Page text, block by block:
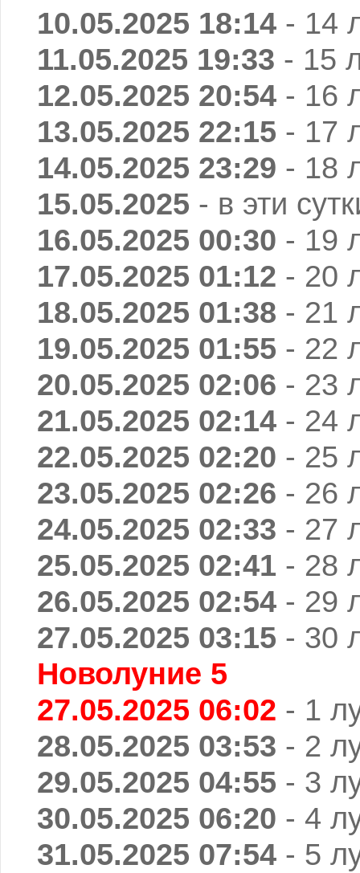
10.05.2025 18:14 - 14
11.05.2025 19:33 - 15
12.05.2025 20:54 - 16
13.05.2025 22:15 - 17
14.05.2025 23:29 - 18
15.05.2025 - в эти
16.05.2025 00:30 - 19
17.05.2025 01:12 - 20
18.05.2025 01:38 - 21
19.05.2025 01:55 - 22
20.05.2025 02:06 - 23
21.05.2025 02:14 - 24
22.05.2025 02:20 - 25
23.05.2025 02:26 - 26
24.05.2025 02:33 - 27
25.05.2025 02:41 - 28
26.05.2025 02:54 - 29
27.05.2025 03:15 - 30
Новолуние 5
27.05.2025 06:02 - 1
28.05.2025 03:53 - 2
29.05.2025 04:55 - 3
30.05.2025 06:20 - 4
31.05.2025 07:54 - 5